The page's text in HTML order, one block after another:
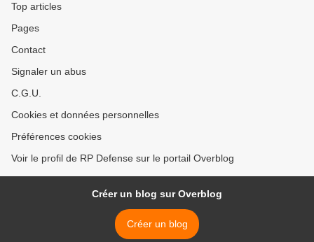
Top articles
Pages
Contact
Signaler un abus
C.G.U.
Cookies et données personnelles
Préférences cookies
Voir le profil de RP Defense sur le portail Overblog
Créer un blog sur Overblog
Créer un blog